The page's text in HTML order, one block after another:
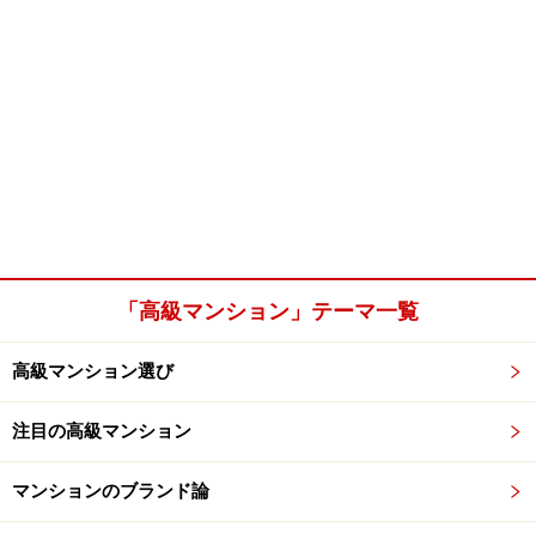
「高級マンション」テーマ一覧
高級マンション選び
注目の高級マンション
マンションのブランド論